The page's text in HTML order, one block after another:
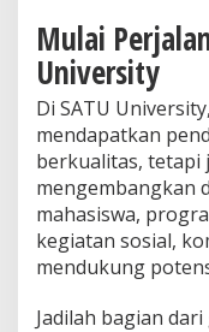
Mulai
University
Di SATU
mendapatkan
berkualitas, tetapi
mengembangkan
mahasiswa,
kegiatan sosial,
mendukung
Jadilah bagian